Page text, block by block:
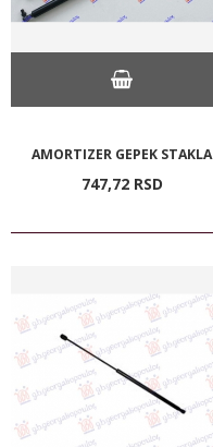
AMORTIZER GEPEK STAKLA
747,72 RSD